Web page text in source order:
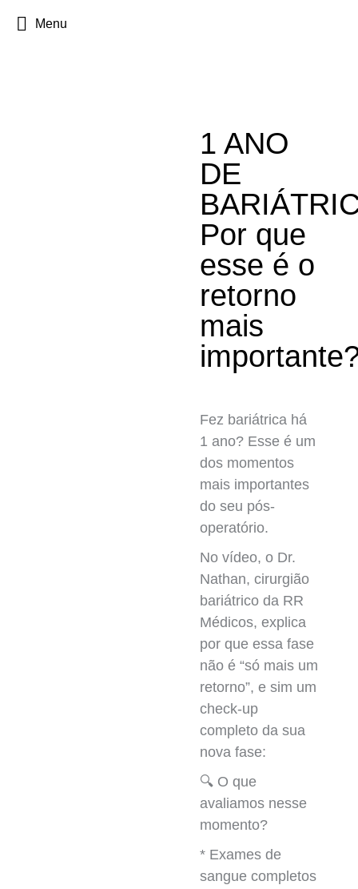
Menu
1 ANO
DE
Por que
esse é o
retorno
mais
Fez bariátrica há
1 ano? Esse é um
dos momentos
mais importantes
do seu pós-
operatório.
No vídeo, o Dr.
Nathan, cirurgião
bariátrico da RR
Médicos, explica
por que essa fase
não é “só mais um
retorno”, e sim um
check-up
completo da sua
nova fase:
🔍 O que
avaliamos nesse
momento?
* Exames de
sangue completos